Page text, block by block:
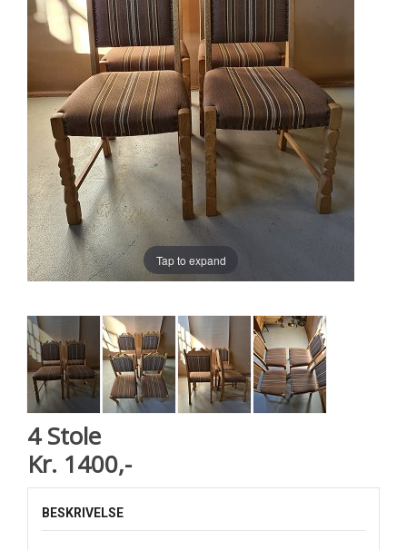
Tap to expand
4 Stole
Kr. 1400,-
BESKRIVELSE